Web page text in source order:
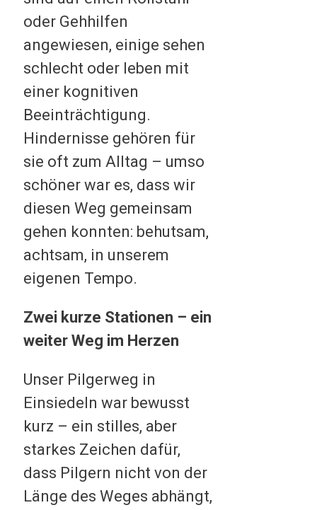
oder Gehhilfen
angewiesen, einige sehen
schlecht oder leben mit
einer kognitiven
Beeinträchtigung.
Hindernisse gehören für
sie oft zum Alltag – umso
schöner war es, dass wir
diesen Weg gemeinsam
gehen konnten: behutsam,
achtsam, in unserem
eigenen Tempo.
Zwei kurze Stationen – ein
weiter Weg im Herzen
Unser Pilgerweg in
Einsiedeln war bewusst
kurz – ein stilles, aber
starkes Zeichen dafür,
dass Pilgern nicht von der
Länge des Weges abhängt,